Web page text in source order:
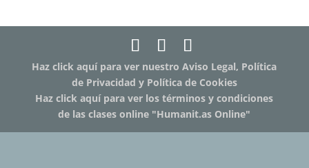
Haz click aquí para ver nuestro Aviso Legal, Política
de Privacidad y Política de Cookies
Haz click aquí para ver los términos y condiciones
de las clases online "Humanit.as Online"